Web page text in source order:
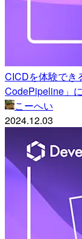
CICDを体験でき
CodePipeline」
こーへい
2024.12.03